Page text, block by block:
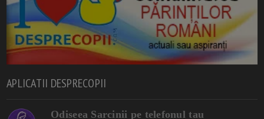
APLICATII DESPRECOPII
Odiseea Sarcinii pe telefonul tau